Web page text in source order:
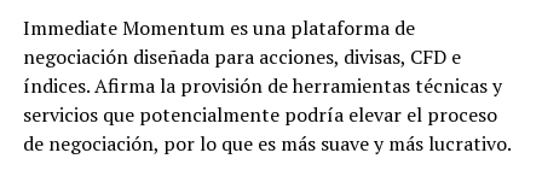
Immediate Momentum es una plataforma de
negociación diseñada para acciones, divisas, CFD e
índices. Afirma la provisión de herramientas técnicas y
servicios que potencialmente podría elevar el proceso
de negociación, por lo que es más suave y más lucrativo.